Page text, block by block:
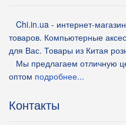
Chi.in.ua - интернет-
товаров. Компьютерные
для Вас. Товары из Китая
Мы предлагаем отличную
оптом подробнее...
Контакты